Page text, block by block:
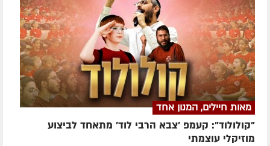
מאות חיילים, המנון אחד
"קולולוד": קעמפ 'צבא הרבי לוד' מתאחד לביצוע
מוזיקלי עוצמתי